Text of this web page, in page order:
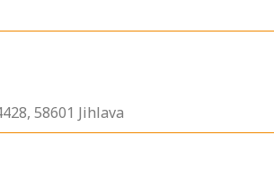
58601 Jihlava